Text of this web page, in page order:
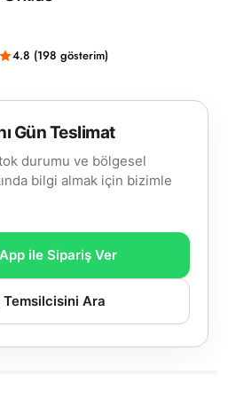
4.8 (198 gösterim)
Gün Teslimat
durumu ve bölgesel
bilgi almak için bizimle
ile Sipariş Ver
Temsilcisini Ara